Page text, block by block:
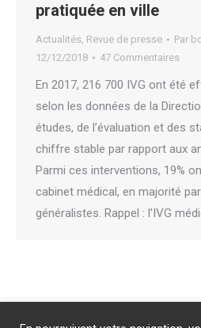
pratiquée en ville
Actualités, Revue de presse Par
12/12/2018
47 Commentaires
En 2017, 216 700 IVG ont été
selon les données de la
études, de l’évaluation et des
chiffre stable par rapport aux
Parmi ces interventions, 19%
cabinet médical, en majorité
généralistes. Rappel : l’IVG